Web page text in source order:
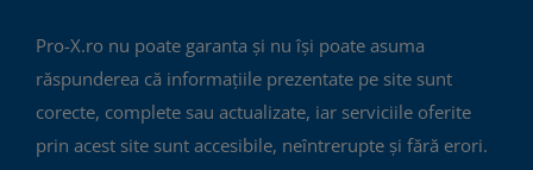
Pro-X.ro nu poate garanta și nu își poate asuma
răspunderea că informațiile prezentate pe site sunt
corecte, complete sau actualizate, iar serviciile oferite
prin acest site sunt accesibile, neîntrerupte și fără erori.